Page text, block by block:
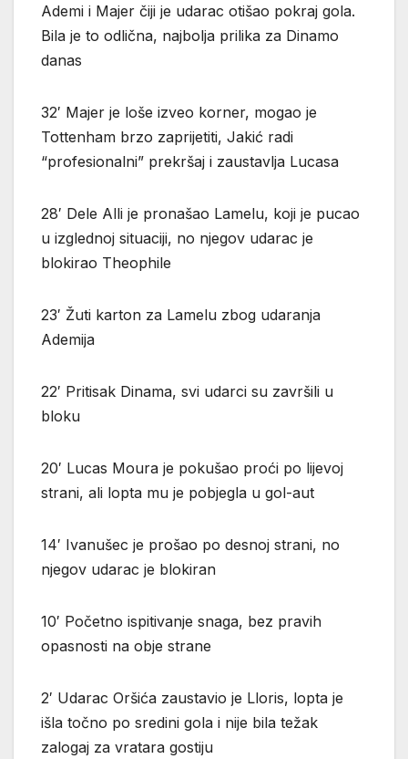
Ademi i Majer čiji je udarac otišao pokraj gola.
Bila je to odlična, najbolja prilika za Dinamo
danas
32′ Majer je loše izveo korner, mogao je
Tottenham brzo zaprijetiti, Jakić radi
“profesionalni” prekršaj i zaustavlja Lucasa
28′ Dele Alli je pronašao Lamelu, koji je pucao
u izglednoj situaciji, no njegov udarac je
blokirao Theophile
23′ Žuti karton za Lamelu zbog udaranja
Ademija
22′ Pritisak Dinama, svi udarci su završili u
bloku
20′ Lucas Moura je pokušao proći po lijevoj
strani, ali lopta mu je pobjegla u gol-aut
14′ Ivanušec je prošao po desnoj strani, no
njegov udarac je blokiran
10′ Početno ispitivanje snaga, bez pravih
opasnosti na obje strane
2′ Udarac Oršića zaustavio je Lloris, lopta je
išla točno po sredini gola i nije bila težak
zalogaj za vratara gostiju